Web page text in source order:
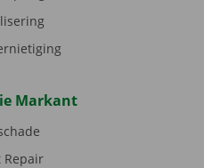
Markant
Repair